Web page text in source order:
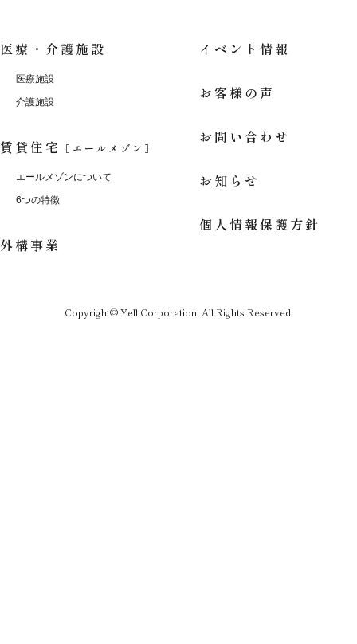
医療・介護施設
医療施設
介護施設
賃貸住宅 ［エールメゾン］
エールメゾンについて
6つの特徴
外構事業
イベント情報
お客様の声
お問い合わせ
お知らせ
個人情報保護方針
Copyright© Yell Corporation. All Rights Reserved.